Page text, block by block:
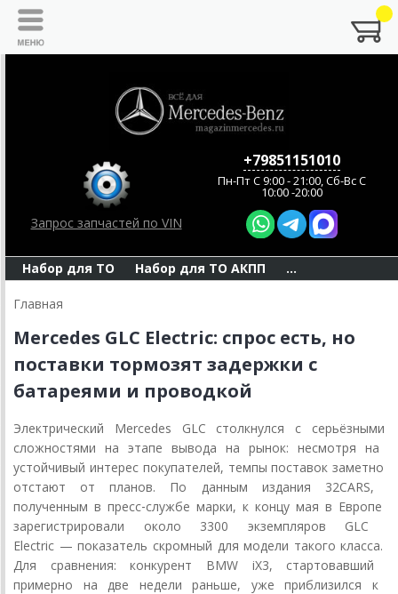
Запрос запчастей по VIN
+79851151010
Пн-Пт C 9:00 - 21:00, Сб-Вс С
10:00 -20:00
Набор для ТО Набор для ТО АКПП ...
Главная
Mercedes GLC Electric: спрос есть, но
поставки тормозят задержки с
батареями и проводкой
Электрический Mercedes GLC столкнулся с серьёзными
сложностями на этапе вывода на рынок: несмотря на
устойчивый интереспокупателей, темпы поставок заметно
отстают от планов. По данным издания 32CARS,
полученным в пресс‑службе марки, к концу мая в Европе
зарегистрировали около 3300 экземпляров GLC
Electric — показатель скромный для модели такого класса.
Для сравнения: конкурент BMW iX3, стартовавший
примерно на две недели раньше, уже приблизился к